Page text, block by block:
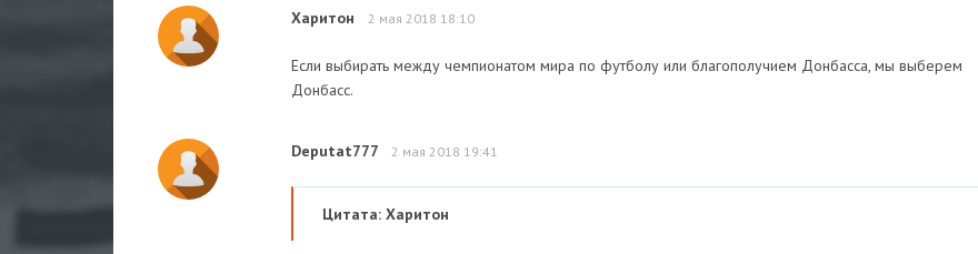
Харитон 2 мая 2018 18:10
Если выбирать между чемпионатом мира по футболу или благополучием Донбасса, мы выберем
Донбасс.
Deputat777 2 мая 2018 19:41
Цитата: Харитон